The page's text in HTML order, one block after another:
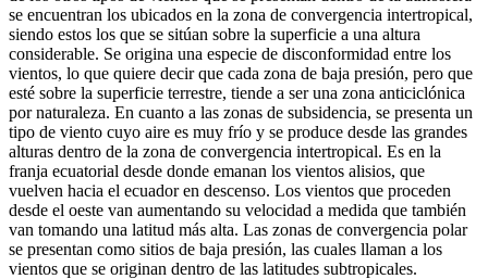
se encuentran los ubicados en la zona de convergencia intertropical,
siendo estos los que se sitúan sobre la superficie a una altura
considerable. Se origina una especie de disconformidad entre los
vientos, lo que quiere decir que cada zona de baja presión, pero que
esté sobre la superficie terrestre, tiende a ser una zona anticiclónica
por naturaleza. En cuanto a las zonas de subsidencia, se presenta un
tipo de viento cuyo aire es muy frío y se produce desde las grandes
alturas dentro de la zona de convergencia intertropical. Es en la
franja ecuatorial desde donde emanan los vientos alisios, que
vuelven hacia el ecuador en descenso. Los vientos que proceden
desde el oeste van aumentando su velocidad a medida que también
van tomando una latitud más alta. Las zonas de convergencia polar
se presentan como sitios de baja presión, las cuales llaman a los
vientos que se originan dentro de las latitudes subtropicales.